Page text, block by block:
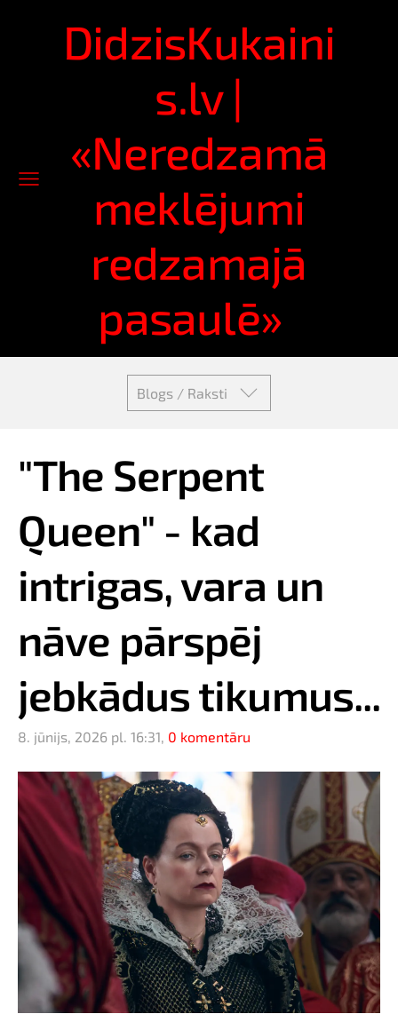
DidzisKukaini
s.lv |
«Neredzamā
meklējumi
redzamajā
pasaulē»
Blogs / Raksti
"The Serpent
Queen" - kad
intrigas, vara un
nāve pārspēj
jebkādus tikumus...
8. jūnijs, 2026 pl. 16:31, 0 komentāru